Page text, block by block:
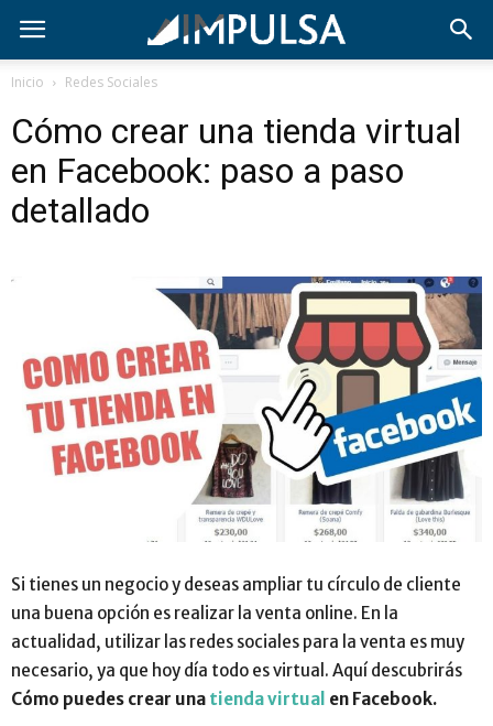
Inicio Redes Sociales
Cómo crear una tienda virtual
en Facebook: paso a paso
detallado
Si tienes un negocio y deseas ampliar tu círculo de cliente
una buena opción es realizar la venta online. En la
actualidad, utilizar las redes sociales para la venta es muy
necesario, ya que hoy día todo es virtual. Aquí descubrirás
Cómo puedes crear una tienda virtual en Facebook.